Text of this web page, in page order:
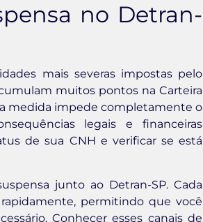
no Detran-
mais severas impostas pelo
muitos pontos na Carteira
medida impede completamente o
legais e financeiras
de sua CNH e verificar se está
junto ao Detran-SP. Cada
permitindo que você
Conhecer esses canais de